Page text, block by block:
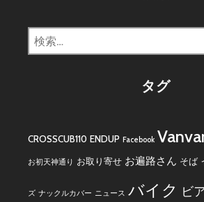
検
索:
タグ
CROSSCUB110 ENDUP Facebook
お初天神通り お取り寄せ お遍路さん そば
ズ ナックルカバー ニュース バイク ビ